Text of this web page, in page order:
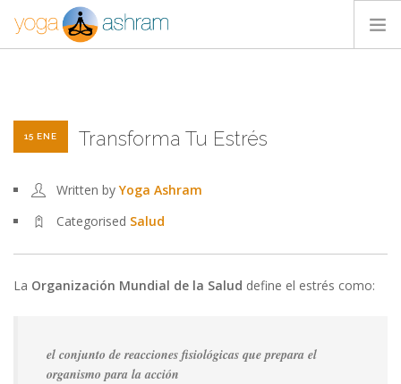
BLOG
15 ENE Transforma Tu Estrés
Written byYoga Ashram
Categorised Salud
La Organización Mundial de la Salud define el estrés como:
el conjunto de reacciones fisiológicas que prepara el
organismo para la acción